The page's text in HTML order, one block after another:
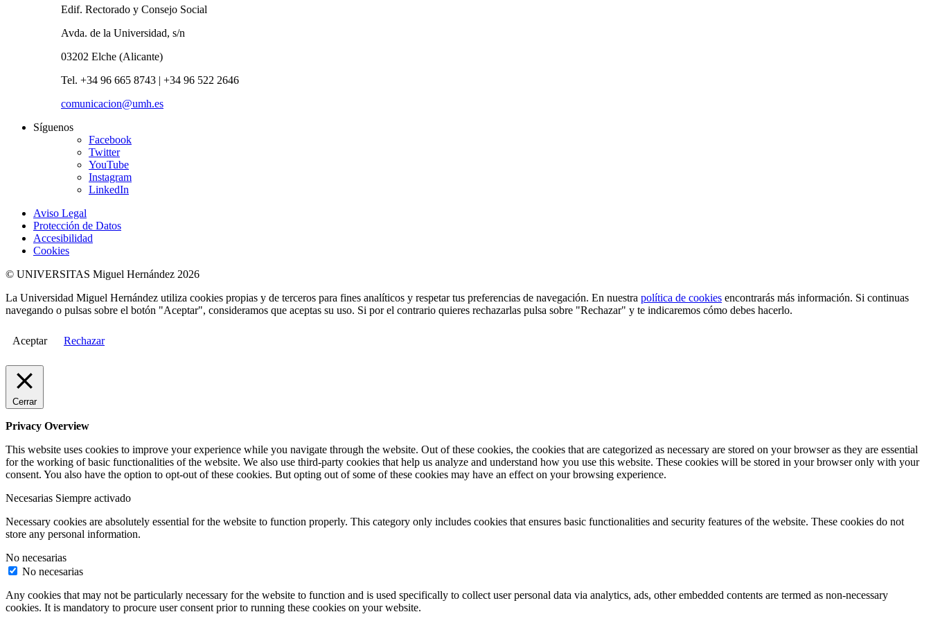
Edif. Rectorado y Consejo Social
Avda. de la Universidad, s/n
03202 Elche (Alicante)
Tel. +34 96 665 8743 | +34 96 522 2646
comunicacion@umh.es
Síguenos
Facebook
Twitter
YouTube
Instagram
LinkedIn
Aviso Legal
Protección de Datos
Accesibilidad
Cookies
© UNIVERSITAS Miguel Hernández 2026
La Universidad Miguel Hernández utiliza cookies propias y de terceros para fines analíticos y respetar tus preferencias de navegación. En nuestra política de cookies encontrarás más información. Si continuas
navegando o pulsas sobre el botón "Aceptar", consideramos que aceptas su uso. Si por el contrario quieres rechazarlas pulsa sobre "Rechazar" y te indicaremos cómo debes hacerlo.
Aceptar Rechazar
Cerrar
Privacy Overview
This website uses cookies to improve your experience while you navigate through the website. Out of these cookies, the cookies that are categorized as necessary are stored on your browser as they are essential
for the working of basic functionalities of the website. We also use third-party cookies that help us analyze and understand how you use this website. These cookies will be stored in your browser only with your
consent. You also have the option to opt-out of these cookies. But opting out of some of these cookies may have an effect on your browsing experience.
Necesarias Siempre activado
Necessary cookies are absolutely essential for the website to function properly. This category only includes cookies that ensures basic functionalities and security features of the website. These cookies do not
store any personal information.
No necesarias
No necesarias
Any cookies that may not be particularly necessary for the website to function and is used specifically to collect user personal data via analytics, ads, other embedded contents are termed as non-necessary
cookies. It is mandatory to procure user consent prior to running these cookies on your website.